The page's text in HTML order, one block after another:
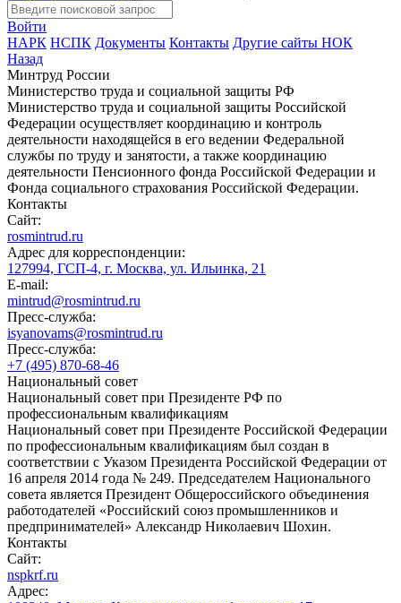
Войти
НАРК НСПК Документы Контакты Другие сайты НОК
Назад
Минтруд России
Министерство труда и социальной защиты РФ
Министерство труда и социальной защиты Российской
Федерации осуществляет координацию и контроль
деятельности находящейся в его ведении Федеральной
службы по труду и занятости, а также координацию
деятельности Пенсионного фонда Российской Федерации и
Фонда социального страхования Российской Федерации.
Контакты
Сайт:
rosmintrud.ru
Адрес для корреспонденции:
127994, ГСП-4, г. Москва, ул. Ильинка, 21
E-mail:
mintrud@rosmintrud.ru
Пресс-служба:
isyanovams@rosmintrud.ru
Пресс-служба:
+7 (495) 870-68-46
Национальный совет
Национальный совет при Президенте РФ по
профессиональным квалификациям
Национальный совет при Президенте Российской Федерации
по профессиональным квалификациям был создан в
соответствии с Указом Президента Российской Федерации от
16 апреля 2014 года № 249. Председателем Национального
совета является Президент Общероссийского объединения
работодателей «Российский союз промышленников и
предпринимателей» Александр Николаевич Шохин.
Контакты
Сайт:
nspkrf.ru
Адрес: